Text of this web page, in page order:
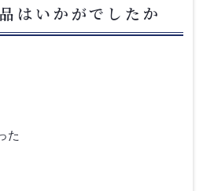
はいかがでしたか
た